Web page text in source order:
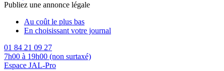
Publiez une annonce légale
Au coût le plus bas
En choisissant votre journal
01 84 21 09 27
7h00 à 19h00 (non surtaxé)
Espace JAL-Pro